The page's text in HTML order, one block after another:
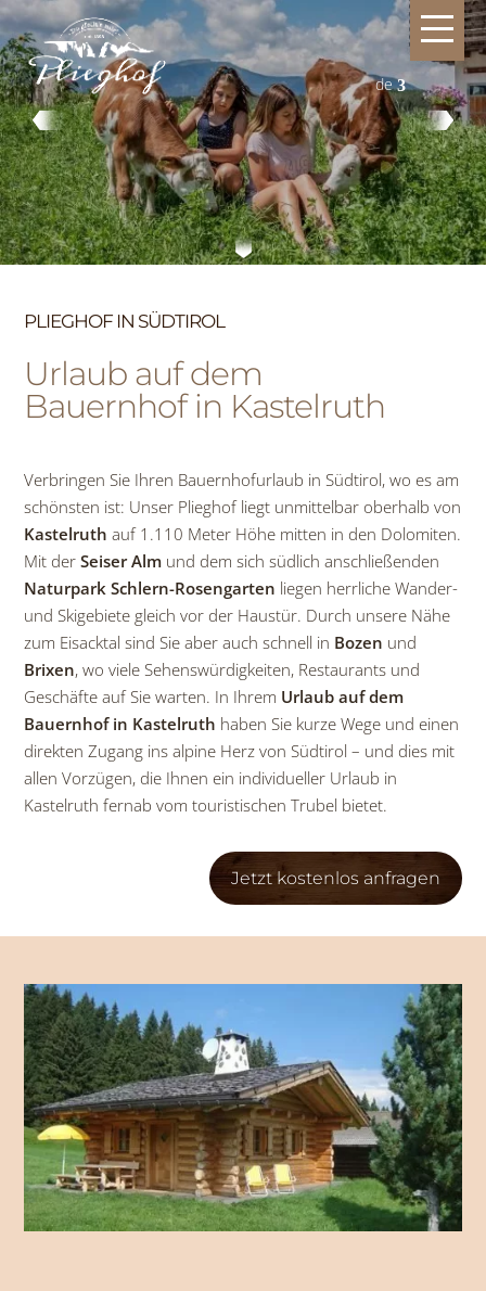
de
PLIEGHOF IN SÜDTIROL
Urlaub auf dem
Bauernhof in Kastelruth
Verbringen Sie Ihren Bauernhofurlaub in Südtirol, wo es am
schönsten ist: Unser Plieghof liegt unmittelbar oberhalb von
Kastelruth auf 1.110 Meter Höhe mitten in den Dolomiten.
Mit derSeiser Alm und dem sich südlich anschließenden
Naturpark Schlern-Rosengarten liegen herrliche Wander-
und Skigebiete gleich vor der Haustür. Durch unsere Nähe
zum Eisacktal sind Sie aber auch schnell in Bozen und
Brixen, wo viele Sehenswürdigkeiten, Restaurants und
Geschäfte auf Sie warten. In Ihrem Urlaub auf dem
Bauernhof in Kastelruth haben Sie kurze Wege und einen
direkten Zugang ins alpine Herz von Südtirol – und dies mit
allen Vorzügen, die Ihnen ein individueller Urlaub in
Kastelruth fernab vom touristischen Trubel bietet.
Jetzt kostenlos anfragen